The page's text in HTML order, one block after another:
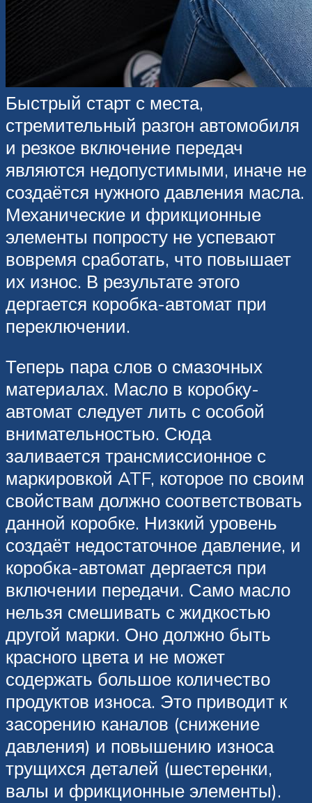
Быстрый старт с места,
стремительный разгон автомобиля
и резкое включение передач
являются недопустимыми, иначе не
создаётся нужного давления масла.
Механические и фрикционные
элементы попросту не успевают
вовремя сработать, что повышает
их износ. В результате этого
дергается коробка-автомат при
переключении.
Теперь пара слов о смазочных
материалах. Масло в коробку-
автомат следует лить с особой
внимательностью. Сюда
заливается трансмиссионное с
маркировкой ATF, которое по своим
свойствам должно соответствовать
данной коробке. Низкий уровень
создаёт недостаточное давление, и
коробка-автомат дергается при
включении передачи. Само масло
нельзя смешивать с жидкостью
другой марки. Оно должно быть
красного цвета и не может
содержать большое количество
продуктов износа. Это приводит к
засорению каналов (снижение
давления) и повышению износа
трущихся деталей (шестеренки,
валы и фрикционные элементы).